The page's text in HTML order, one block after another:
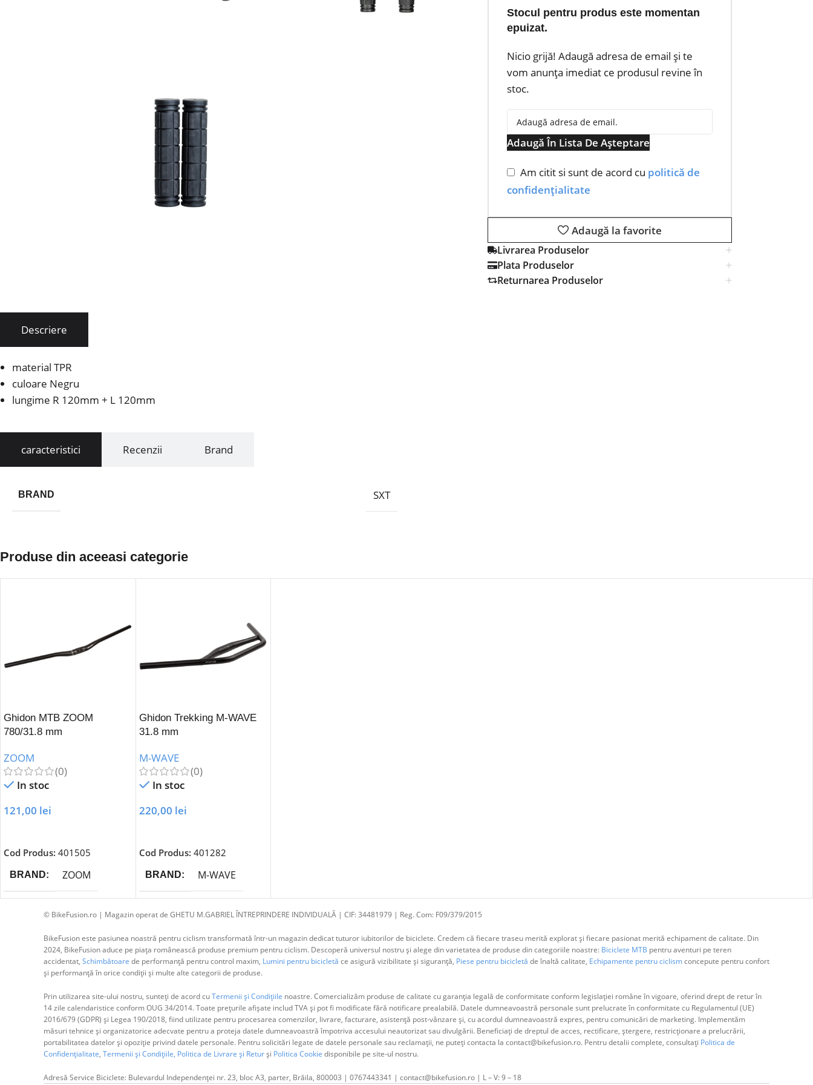
Stocul pentru produs este momentan
epuizat.
Nicio grijă! Adaugă adresa de email și te
vom anunța imediat ce produsul revine în
stoc.
Adaugă În Lista De Așteptare
Am citit si sunt de acord cu politică de
confidențialitate
Adaugă la favorite
Livrarea Produselor
Plata Produselor
Returnarea Produselor
Descriere
material TPR
culoare Negru
lungime R 120mm + L 120mm
caracteristici Recenzii Brand
BRAND SXT
Produse din aceeasi categorie
Ghidon MTB ZOOM
780/31.8 mm
ZOOM
(0)
In stoc
121,00 lei
Cod Produs: 401505
BRAND ZOOM
Ghidon Trekking M-WAVE
31.8 mm
M-WAVE
(0)
In stoc
220,00 lei
Cod Produs: 401282
BRAND M-WAVE
© BikeFusion.ro | Magazin operat de GHETU M.GABRIEL ÎNTREPRINDERE INDIVIDUALĂ | CIF: 34481979 | Reg. Com: F09/379/2015
BikeFusion este pasiunea noastră pentru ciclism transformată într-un magazin dedicat tuturor iubitorilor de biciclete. Credem că fiecare traseu merită explorat și fiecare pasionat merită echipament de calitate. Din
2024, BikeFusion aduce pe piața românească produse premium pentru ciclism. Descoperă universul nostru și alege din varietatea de produse din categoriile noastre:Biciclete MTB pentru aventuri pe teren
accidentat, Schimbătoare de performanță pentru control maxim, Lumini pentru bicicletă ce asigură vizibilitate și siguranță, Piese pentru bicicletă de înaltă calitate, Echipamente pentru ciclismconcepute pentru confort
și performanță în orice condiții și multe alte categorii de produse.
Prin utilizarea site-ului nostru, sunteți de acord cuTermenii și Condițiile noastre. Comercializăm produse de calitate cu garanția legală de conformitate conform legislației române în vigoare, oferind drept de retur în
14 zile calendaristice conform OUG 34/2014. Toate prețurile afișate includ TVA și pot fi modificate fără notificare prealabilă. Datele dumneavoastră personale sunt prelucrate în conformitate cu Regulamentul (UE)
2016/679 (GDPR) și Legea 190/2018, fiind utilizate pentru procesarea comenzilor, livrare, facturare, asistență post-vânzare și, cu acordul dumneavoastră expres, pentru comunicări de marketing. Implementăm
măsuri tehnice și organizatorice adecvate pentru a proteja datele dumneavoastră împotriva accesului neautorizat sau divulgării. Beneficiați de dreptul de acces, rectificare, ștergere, restricționare a prelucrării,
portabilitatea datelor și opoziție privind datele personale. Pentru solicitări legate de datele personale sau reclamații, ne puteți contacta la contact@bikefusion.ro. Pentru detalii complete, consultați Politica de
Confidențialitate, Termenii și Condițiile, Politica de Livrare și Returși Politica Cookie disponibile pe site-ul nostru.
Adresă Service Biciclete: Bulevardul Independenței nr. 23, bloc A3, parter, Brăila, 800003 | 0767443341 | contact@bikefusion.ro | L – V: 9 – 18